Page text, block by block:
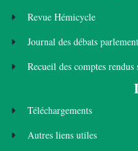
Revue Hémicycle
Journal des débats
Recueil des comptes rendus
Téléchargements
Autres liens utiles